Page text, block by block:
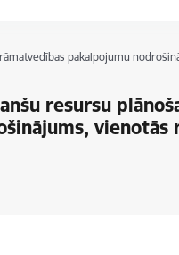
pakalpojumu
resursu
vienotās